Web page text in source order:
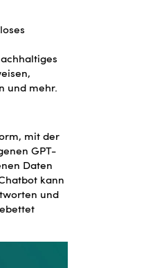
und mehr.
mit der
GPT-
Daten
kann
und